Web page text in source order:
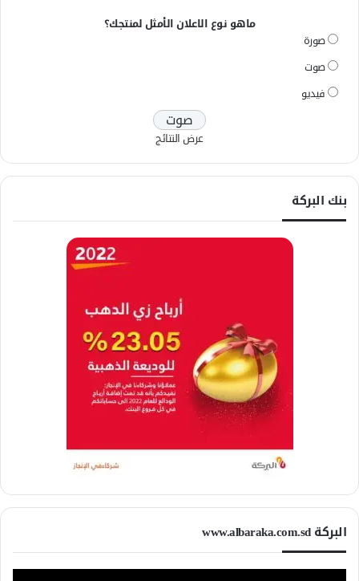
ماهو نوع الاعلان الأمثل لمنتجك؟
صورة
صوت
فيديو
عرض النتائج
بنك البركة
البركة www.albaraka.com.sd